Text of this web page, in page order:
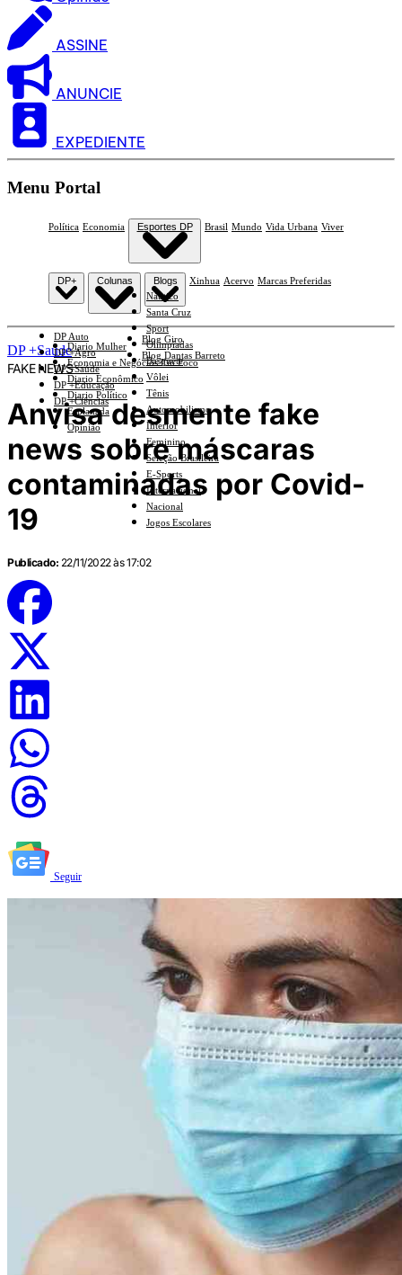
ASSINE
ANUNCIE
EXPEDIENTE
Menu Portal
Política Economia Esportes DP
Náutico
Santa Cruz
Sport
Olimpíadas
Basquete
Vôlei
Tênis
Automobilismo
Interior
Feminino
Seleção Brasileira
E-Sports
Internacional
Nacional
Jogos Escolares
Brasil Mundo Vida Urbana Viver
DP+
DP Auto
DP +Agro
DP +Saúde
DP +Educação
DP +Ciências
Colunas
Diario Mulher
Economia e Negócios Em Foco
Diario Econômico
Diario Político
Esplanada
Opinião
Blogs
Blog Giro
Blog Dantas Barreto
Xinhua Acervo Marcas Preferidas
DP +Saúde
FAKE NEWS
Anvisa desmente fake
news sobre máscaras
contaminadas por Covid-
19
Publicado: 22/11/2022 às 17:02
Seguir